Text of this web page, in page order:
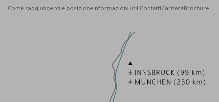
Come raggiungerci e posizioneInformazioni utiliContattiCarrieraBrochure